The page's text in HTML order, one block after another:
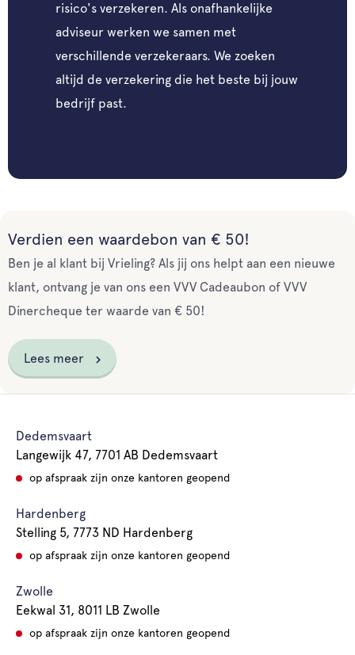
risico's verzekeren. Als onafhankelijke
adviseur werken we samen met
verschillende verzekeraars. We zoeken
altijd de verzekering die het beste bij jouw
bedrijf past.
Verdien een waardebon van € 50!
Ben je al klant bij Vrieling? Als jij ons helpt aan een nieuwe
klant, ontvang je van ons een VVV Cadeaubon of VVV
Dinercheque ter waarde van € 50!
Lees meer
Dedemsvaart
Langewijk 47, 7701 AB Dedemsvaart
op afspraak zijn onze kantoren geopend
Hardenberg
Stelling 5, 7773 ND Hardenberg
op afspraak zijn onze kantoren geopend
Zwolle
Eekwal 31, 8011 LB Zwolle
op afspraak zijn onze kantoren geopend